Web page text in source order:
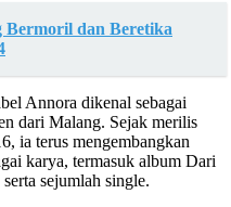
Bermoril dan Beretika
Annora dikenal sebagai
dari Malang. Sejak merilis
ia terus mengembangkan
karya, termasuk album Dari
sejumlah single.